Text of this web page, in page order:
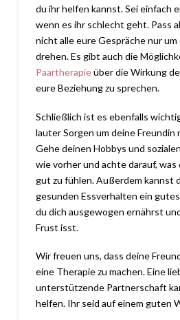
du ihr helfen kannst. Sei einfach
wenn es ihr schlecht geht. Pass
nicht alle eure Gespräche nur um
drehen. Es gibt auch die
Paartherapieüber die Wirkung
eure Beziehung zu sprechen.
Schließlich ist es ebenfalls
lauter Sorgen um deine
Gehe deinen Hobbys und
wie vorher und achte darauf, was
gut zu fühlen. Außerdem kannst
gesunden Essverhalten ein
du dich ausgewogen ernährst
Frust isst.
Wir freuen uns, dass deine
eine Therapie zu machen. Eine
unterstützende Partnerschaft
helfen. Ihr seid auf einem guten